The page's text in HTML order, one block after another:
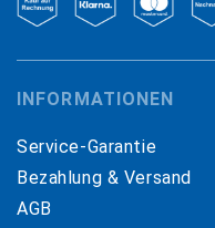
INFORMATIONEN
Service-Garantie
Bezahlung & Versand
AGB